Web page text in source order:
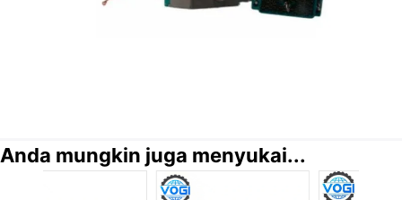
Anda mungkin juga menyukai...